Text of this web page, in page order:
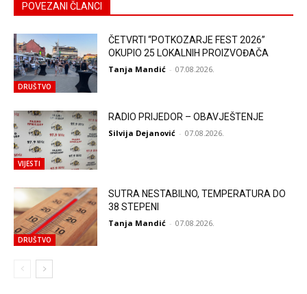
POVEZANI ČLANCI
DRUŠTVO
ČETVRTI “POTKOZARJE FEST 2026”
OKUPIO 25 LOKALNIH PROIZVOĐAČA
Tanja Mandić - 07.08.2026.
VIJESTI
RADIO PRIJEDOR – OBAVJEŠTENJE
Silvija Dejanović - 07.08.2026.
DRUŠTVO
SUTRA NESTABILNO, TEMPERATURA DO
38 STEPENI
Tanja Mandić - 07.08.2026.